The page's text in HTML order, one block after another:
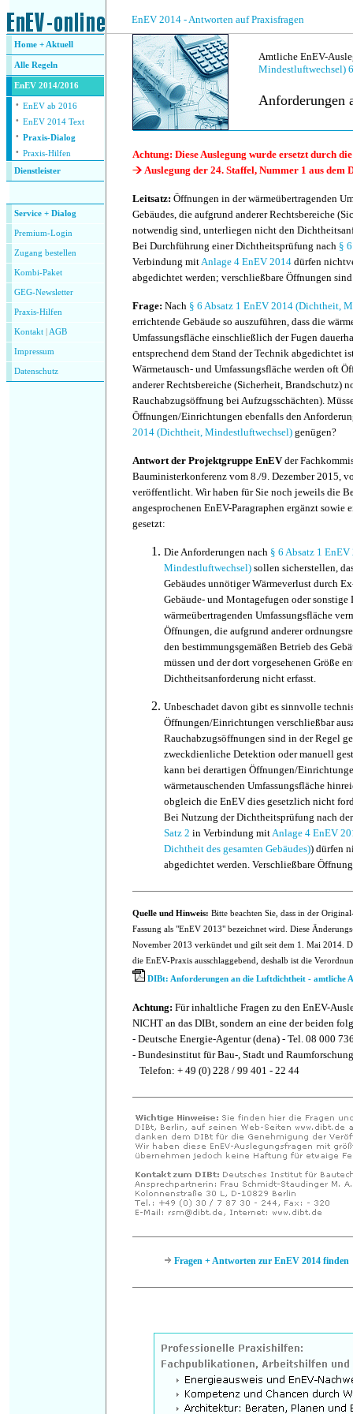
EnEV 2014 - Antworten auf Praxisfragen
Home + Aktuell
Alle Regeln
EnEV 2014/2016
· EnEV ab 2016
· EnEV 2014 Text
· Praxis-Dialog
· Praxis-Hilfen
Dienstleister
Service + Dialog
Premium-Login
Zugang bestellen
Kombi-Paket
GEG-Newsletter
Praxis-Hilfen
Kontakt AGB
Impressum
Datenschutz
Amtliche EnEV-
Mindestluftwechsel)
Anforderungen
Achtung: Diese Auslegung wurde ersetzt durch die
Auslegung der 24. Staffel, Nummer 1 aus dem
Leitsatz: Öffnungen in der wärmeübertragenden
Gebäudes, die aufgrund anderer Rechtsbereiche
notwendig sind, unterliegen nicht den
Bei Durchführung einer Dichtheitsprüfung nach §
Verbindung mitAnlage 4 EnEV 2014 dürfen
abgedichtet werden; verschließbare Öffnungen
Frage: Nach § 6 Absatz 1 EnEV 2014 (Dichtheit,
errichtende Gebäude so auszuführen, dass die
Umfassungsfläche einschließlich der Fugen
entsprechend dem Stand der Technik abgedichtet
Wärmetausch- und Umfassungsfläche werden oft
anderer Rechtsbereiche (Sicherheit, Brandschutz)
Rauchabzugsöffnung bei Aufzugsschächten).
Öffnungen/Einrichtungen ebenfalls den
2014 (Dichtheit, Mindestluftwechsel) genügen?
Antwort der Projektgruppe EnEVder
Bauministerkonferenz vom 8./9. Dezember 2015,
veröffentlicht. Wir haben für Sie noch jeweils die
angesprochenen EnEV-Paragraphen ergänzt
gesetzt:
Die Anforderungen nach § 6 Absatz 1
Mindestluftwechsel) sollen sicherstellen,
Gebäudes unnötiger Wärmeverlust durch
Gebäude- und Montagefugen oder sonstige
wärmeübertragenden Umfassungsfläche
Öffnungen, die aufgrund anderer
den bestimmungsgemäßen Betrieb des
müssen und der dort vorgesehenen Größe
Dichtheitsanforderung nicht erfasst.
Unbeschadet davon gibt es sinnvolle
Öffnungen/Einrichtungen verschließbar
Rauchabzugsöffnungen sind in der Regel
zweckdienliche Detektion oder manuell
kann bei derartigen Öffnungen/
wärmetauschenden Umfassungsfläche
obgleich die EnEV dies gesetzlich nicht
Bei Nutzung der Dichtheitsprüfung nach
Satz 2 in Verbindung mitAnlage 4 EnEV
Dichtheit des gesamten Gebäudes)) dürfen
abgedichtet werden. Verschließbare
Quelle und Hinweis: Bitte beachten Sie, dass in der
Fassung als "EnEV 2013" bezeichnet wird. Diese
November 2013 verkündet und gilt seit dem 1. Mai 2014.
die EnEV-Praxis ausschlaggebend, deshalb ist die
DIBt: Anforderungen an die Luftdichtheit - amtliche
Achtung: Für inhaltliche Fragen zu den EnEV-
NICHT an das DIBt, sondern an eine der beiden
- Deutsche Energie-Agentur (dena) - Tel. 08 000
- Bundesinstitut für Bau-, Stadt und
Telefon: + 49 (0) 228 / 99 401 - 22 44
Fragen + Antworten zur EnEV 2014 finden